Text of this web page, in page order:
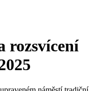
rozsvícení